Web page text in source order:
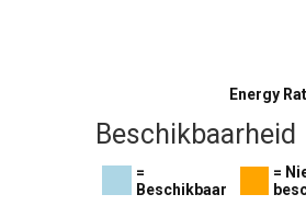
Energy
Beschikbaarheid
=
Beschikbaar
=